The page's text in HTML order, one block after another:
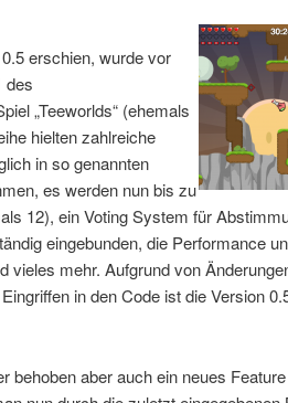
erschien, wurde vor
des
„Teeworlds“ (ehemals
hielten zahlreiche
in so genannten
es werden nun bis zu
12), ein Voting System für
eingebunden, die Performance
vieles mehr. Aufgrund von
in den Code ist die Version
behoben aber auch ein neues Feature